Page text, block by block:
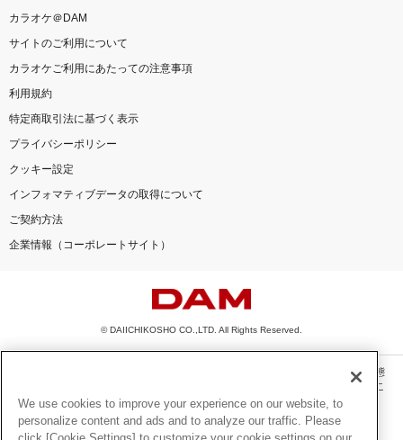
カラオケ＠DAM
サイトのご利用について
カラオケご利用にあたっての注意事項
利用規約
特定商取引法に基づく表示
プライバシーポリシー
クッキー設定
インフォマティブデータの取得について
ご契約方法
企業情報（コーポレートサイト）
© DAIICHIKOSHO CO.,LTD. All Rights Reserved.
このサイトに掲載されている一切の文章・画像・写真・動画・音声等を、手段や形態
を問わず、著作権法の定める範囲を超えて無断で複製、転載、ファイル化などするこ
とを禁じます。
楽曲及びコンテンツは、機種によりご利用いただけない場合があります。
We use cookies to improve your experience on our website, to
personalize content and ads and to analyze our traffic. Please